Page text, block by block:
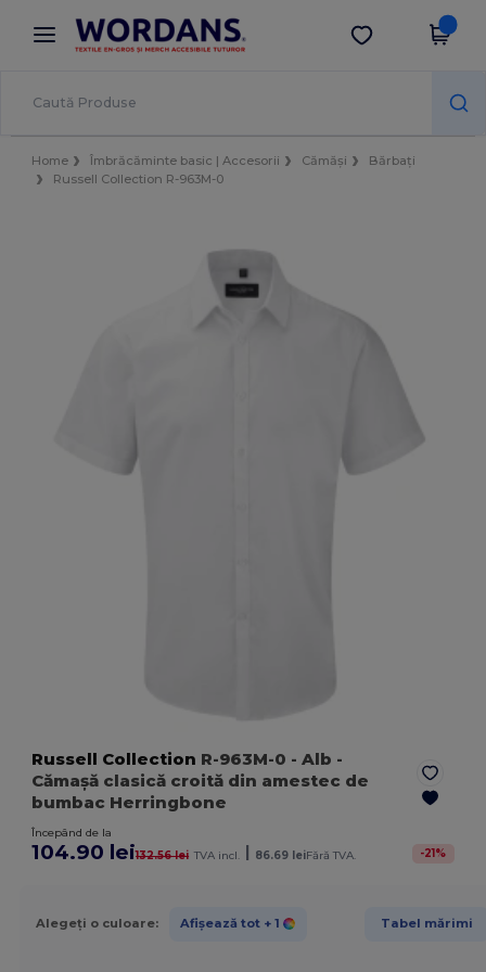
× Aplicația Wordans
Prețuri mai bune în aplicație!
Descarcă app
Home Îmbrăcăminte basic | Accesorii Cămăși
Bărbați
Russell Collection R-963M-0
Russell Collection R-963M-0 - Alb -
Cămașă clasică croită din amestec de
bumbac Herringbone
Începând de la
104.90 lei132.56 lei TVA incl. | 86.69 leiFără TVA. -21 %
Alegeți o culoare: Afișează tot + 1 Tabel mărimi